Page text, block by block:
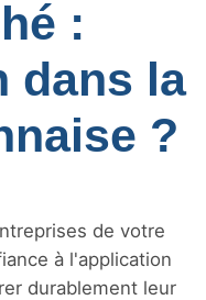
:
dans la
?
de votre
à l'application
durablement leur